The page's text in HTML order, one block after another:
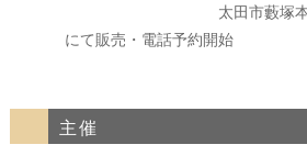
太田市藪塚本町文
にて販売・電話予約開始
主催